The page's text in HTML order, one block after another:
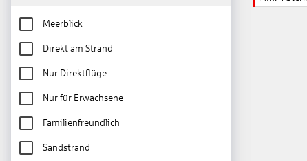
Meerblick
Direkt am Strand
Nur Direktflüge
Nur für Erwachsene
Familienfreundlich
Sandstrand